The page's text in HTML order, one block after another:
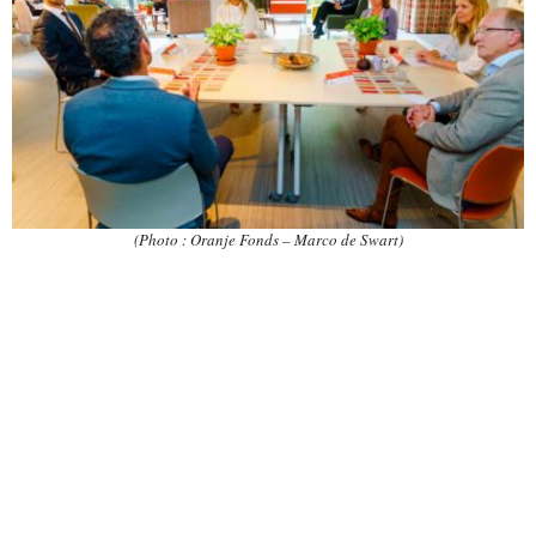
(Photo : Oranje Fonds – Marco de Swart)